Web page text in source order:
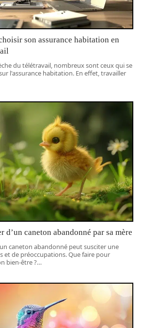
son assurance habitation en
du télétravail, nombreux sont ceux qui se
l'assurance habitation. En effet, travailler
d’un caneton abandonné par sa mère
caneton abandonné peut susciter une
et de préoccupations. Que faire pour
bien-être ?…